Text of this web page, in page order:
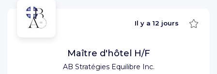
AB Stratégies Equilibre Inc.
Il y a 12 jours
Maître d'hôtel H/F